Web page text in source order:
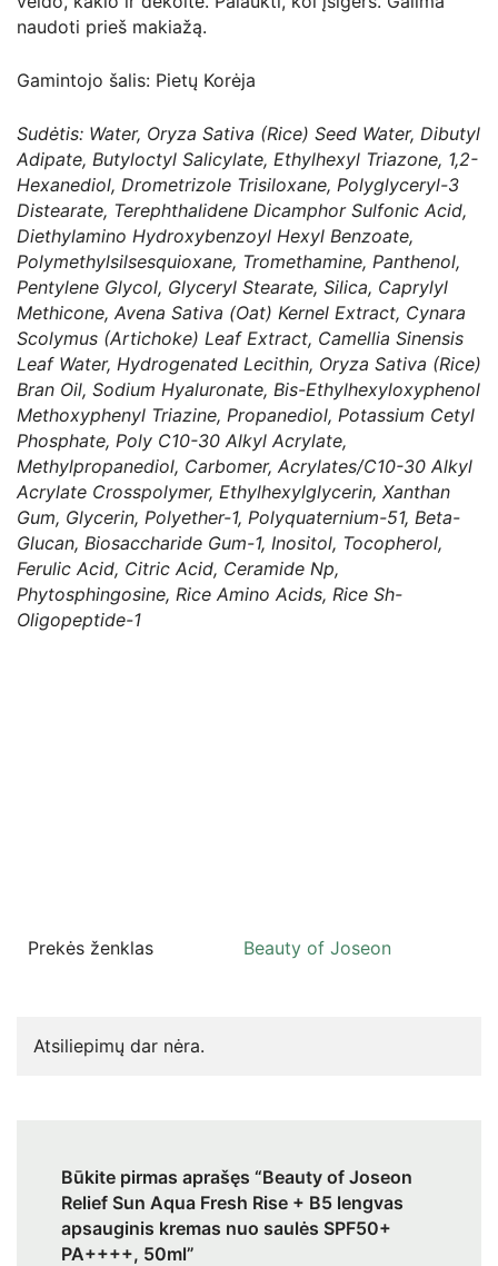
naudoti prieš makiažą.
Gamintojo šalis: Pietų Korėja
Sudėtis: Water, Oryza Sativa (Rice) Seed Water, Dibutyl
Adipate, Butyloctyl Salicylate, Ethylhexyl Triazone, 1,2-
Hexanediol, Drometrizole Trisiloxane, Polyglyceryl-3
Distearate, Terephthalidene Dicamphor Sulfonic Acid,
Diethylamino Hydroxybenzoyl Hexyl Benzoate,
Polymethylsilsesquioxane, Tromethamine, Panthenol,
Pentylene Glycol, Glyceryl Stearate, Silica, Caprylyl
Methicone, Avena Sativa (Oat) Kernel Extract, Cynara
Scolymus (Artichoke) Leaf Extract, Camellia Sinensis
Leaf Water, Hydrogenated Lecithin, Oryza Sativa (Rice)
Bran Oil, Sodium Hyaluronate, Bis-Ethylhexyloxyphenol
Methoxyphenyl Triazine, Propanediol, Potassium Cetyl
Phosphate, Poly C10-30 Alkyl Acrylate,
Methylpropanediol, Carbomer, Acrylates/C10-30 Alkyl
Acrylate Crosspolymer, Ethylhexylglycerin, Xanthan
Gum, Glycerin, Polyether-1, Polyquaternium-51, Beta-
Glucan, Biosaccharide Gum-1, Inositol, Tocopherol,
Ferulic Acid, Citric Acid, Ceramide Np,
Phytosphingosine, Rice Amino Acids, Rice Sh-
Oligopeptide-1
Prekės ženklas Beauty of Joseon
Atsiliepimų dar nėra.
Būkite pirmas aprašęs “Beauty of Joseon
Relief Sun Aqua Fresh Rise + B5 lengvas
apsauginis kremas nuo saulės SPF50+
PA++++, 50ml”